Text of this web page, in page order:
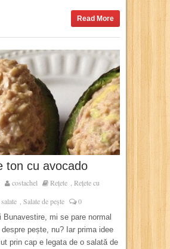
Read More
ton cu avocado
costachel Rețete
Rețete cu
Salate de pește 0
Bunavestire, mi se pare normal
pește, nu? Iar prima idee
prin cap e legata de o salată de